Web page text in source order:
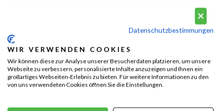
Datenschutzbestimmungen
WIR VERWENDEN COOKIES
Wir können diese zur Analyse unserer Besucherdaten platzieren, um unsere
Webseite zu verbessern, personalisierte Inhalte anzuzeigen und Ihnen ein
großartiges Webseiten-Erlebnis zu bieten. Für weitere Informationen zu den
von uns verwendeten Cookies öffnen Sie die Einstellungen.